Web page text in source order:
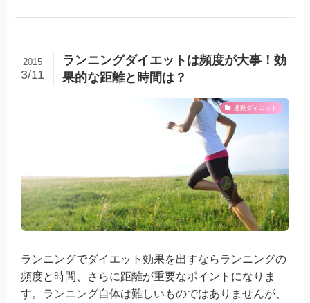
ランニングダイエットは頻度が大事！効
果的な距離と時間は？
2015
3/11
運動ダイエット
ランニングでダイエット効果を出すならランニングの
頻度と時間、さらに距離が重要なポイントになりま
す。ランニング自体は難しいものではありませんが、